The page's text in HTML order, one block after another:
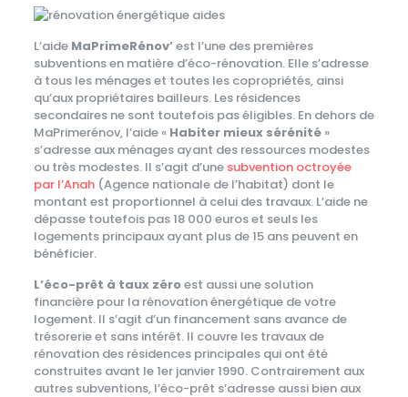
L’aideMaPrimeRénov’est l’une des premières
subventions en matière d’éco-rénovation. Elle s’adresse
à tous les ménages et toutes les copropriétés, ainsi
qu’aux propriétaires bailleurs. Les résidences
secondaires ne sont toutefois pas éligibles. En dehors de
MaPrimerénov, l’aide « Habiter mieux sérénité»
s’adresse aux ménages ayant des ressources modestes
ou très modestes. Il s’agit d’une subvention octroyée
par l’Anah(Agence nationale de l’habitat) dont le
montant est proportionnel à celui des travaux. L’aide ne
dépasse toutefois pas 18 000 euros et seuls les
logements principaux ayant plus de 15 ans peuvent en
bénéficier.
L’éco-prêt à taux zéroest aussi une solution
financière pour la rénovation énergétique de votre
logement. Il s’agit d’un financement sans avance de
trésorerie et sans intérêt. Il couvre les travaux de
rénovation des résidences principales qui ont été
construites avant le 1er janvier 1990. Contrairement aux
autres subventions, l’éco-prêt s’adresse aussi bien aux